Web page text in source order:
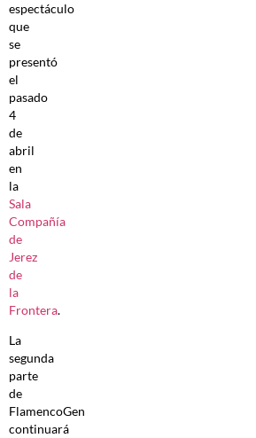
espectáculo
que
se
presentó
el
pasado
4
de
abril
en
la
Sala
Compañía
de
Jerez
de
la
Frontera.
La
segunda
parte
de
FlamencoGen
continuará